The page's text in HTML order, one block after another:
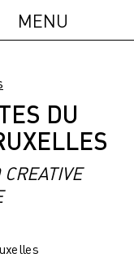
MENU
DU